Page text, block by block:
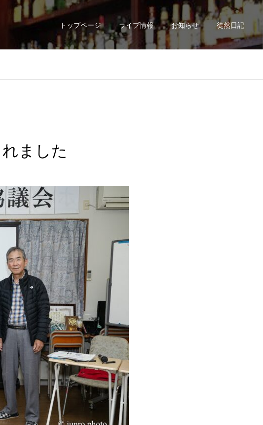
トップページ ライブ情報 お知らせ 徒然日記
ました